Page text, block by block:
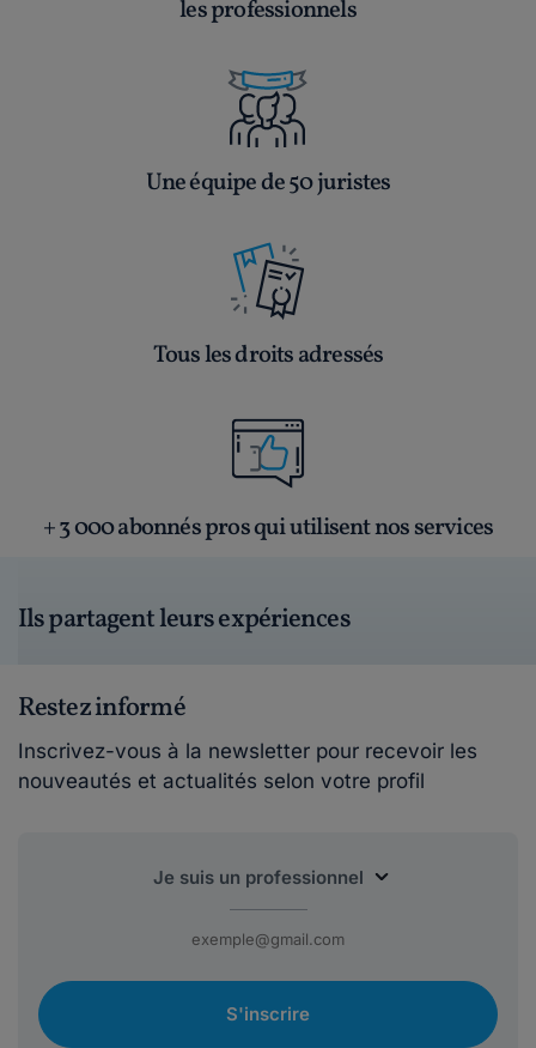
les professionnels
Une équipe de 50 juristes
Tous les droits adressés
+ 3 000 abonnés pros qui utilisent nos services
Ils partagent leurs expériences
Restez informé
Inscrivez-vous à la newsletter pour recevoir les
nouveautés et actualités selon votre profil
S'inscrire